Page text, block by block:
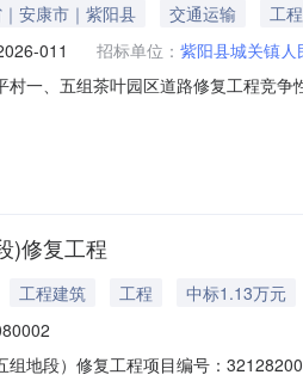
安康市｜紫阳县 交通运输
工程
011 招标单位： 紫阳县城关镇人
村一、五组茶叶园区道路修复工程竞
城关镇和平村一、五组茶叶园区道路
)修复工程
工程建筑 工程
中标1.13万元
组地段）修复工程项目编号：